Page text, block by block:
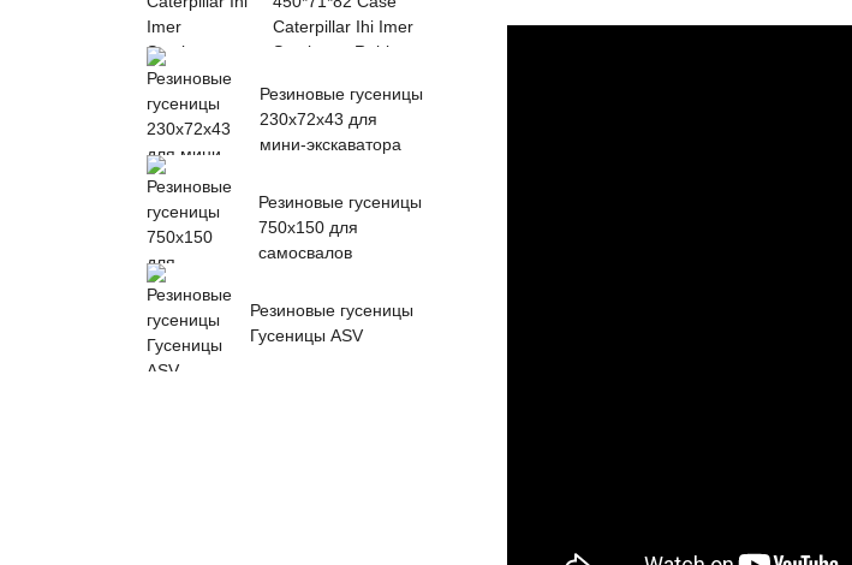
Caterpillar Ihi Imer
Sumitomo Rubber
Резиновые гусеницы
230x72x43 для
мини-экскаватора
Резиновые гусеницы
750x150 для
самосвалов
Резиновые гусеницы
Гусеницы ASV